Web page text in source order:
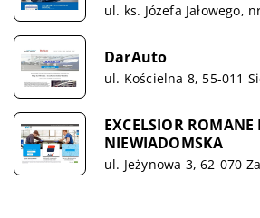
ul. ks. Józefa Jałowego,
DarAuto
ul. Kościelna 8, 55-011
EXCELSIOR
NIEWIADOMSKA
ul. Jeżynowa 3, 62-070